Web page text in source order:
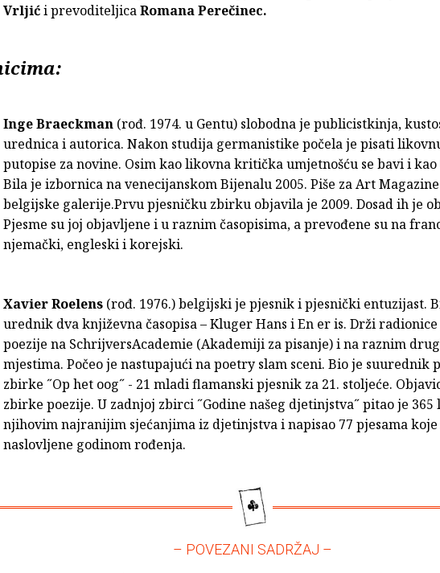
Vrljići prevoditeljicaRomana Perečinec.
Inge Braeckman (rođ. 1974. u Gentu) slobodna je publicistkinja,
urednica i autorica. Nakon studija germanistike počela je pisati
putopise za novine. Osim kao likovna kritička umjetnošću se bavi i kao
Bila je izbornica na venecijanskom Bijenalu 2005. Piše za Art
belgijske galerije.Prvu pjesničku zbirku objavila je 2009. Dosad ih je
Pjesme su joj objavljene i u raznim časopisima, a prevođene su na
njemački, engleski i korejski.
Xavier Roelens (rođ. 1976.) belgijski je pjesnik i pjesnički entuzijast.
urednik dva književna časopisa – Kluger Hans i En er is. Drži
poezije na SchrijversAcademie (Akademiji za pisanje) i na raznim
mjestima. Počeo je nastupajući na poetry slam sceni. Bio je suurednik
zbirke ˝Op het oog˝ - 21 mladi flamanski pjesnik za 21. stoljeće.
zbirke poezije. U zadnjoj zbirci ˝Godine našeg djetinjstva˝ pitao je 365
njihovim najranijim sjećanjima iz djetinjstva i napisao 77 pjesama koje
naslovljene godinom rođenja.
– POVEZANI SADRŽAJ –